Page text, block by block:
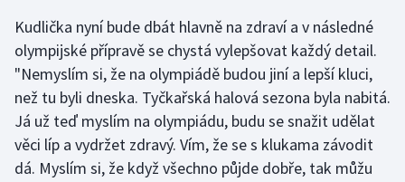
Kudlička nyní bude dbát hlavně na zdraví a v následné
olympijské přípravě se chystá vylepšovat každý detail.
"Nemyslím si, že na olympiádě budou jiní a lepší kluci,
než tu byli dneska. Tyčkařská halová sezona byla nabitá.
Já už teď myslím na olympiádu, budu se snažit udělat
věci líp a vydržet zdravý. Vím, že se s klukama závodit
dá. Myslím si, že když všechno půjde dobře, tak můžu